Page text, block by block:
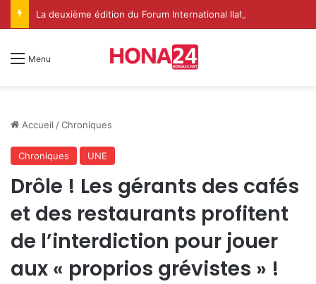
Menu
Accueil /Chroniques
Chroniques UNE
Drôle ! Les gérants des cafés
et des restaurants profitent
de l’interdiction pour jouer
aux « proprios grévistes » !